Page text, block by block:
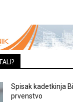
Spisak kadetkinja
prvenstvo